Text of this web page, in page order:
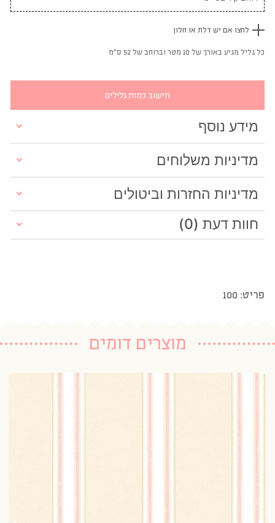
לחצו אם יש דלת או חלון
כל גליל מגיע באורך של 10 מטר וברוחב של 52 ס"מ
חישוב כמות גלילים
מידע נוסף
מדיניות משלוחים
מדיניות החזרות וביטולים
חוות דעת (0)
פריט: 100
מוצרים דומים